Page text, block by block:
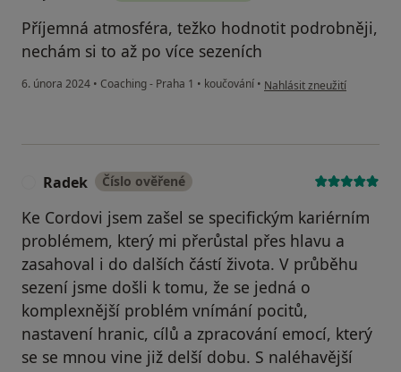
Příjemná atmosféra, težko hodnotit podrobněji,
nechám si to až po více sezeních
6. února 2024 • Coaching - Praha 1 • koučování • podle názoru uživatele Jan
Nahlásit zneužití
Radek Číslo ověřené
Ke Cordovi jsem zašel se specifickým kariérním
problémem, který mi přerůstal přes hlavu a
zasahoval i do dalších částí života. V průběhu
sezení jsme došli k tomu, že se jedná o
komplexnější problém vnímání pocitů,
nastavení hranic, cílů a zpracování emocí, který
se se mnou vine již delší dobu. S naléhavější